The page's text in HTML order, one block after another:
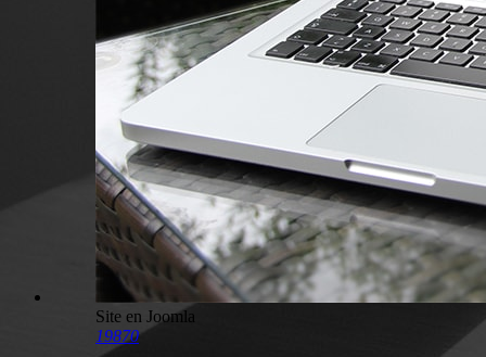
Site en Joomla
19870